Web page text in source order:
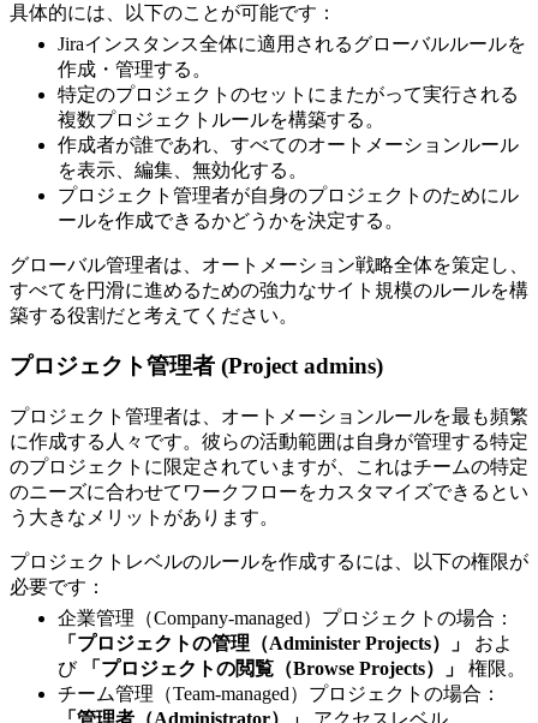
具体的には、以下のことが可能です：
Jiraインスタンス全体に適用されるグローバルルールを
作成・管理する。
特定のプロジェクトのセットにまたがって実行される
複数プロジェクトルールを構築する。
作成者が誰であれ、すべてのオートメーションルール
を表示、編集、無効化する。
プロジェクト管理者が自身のプロジェクトのためにル
ールを作成できるかどうかを決定する。
グローバル管理者は、オートメーション戦略全体を策定し、
すべてを円滑に進めるための強力なサイト規模のルールを構
築する役割だと考えてください。
プロジェクト管理者 (Project admins)
プロジェクト管理者は、オートメーションルールを最も頻繁
に作成する人々です。彼らの活動範囲は自身が管理する特定
のプロジェクトに限定されていますが、これはチームの特定
のニーズに合わせてワークフローをカスタマイズできるとい
う大きなメリットがあります。
プロジェクトレベルのルールを作成するには、以下の権限が
必要です：
企業管理（Company-managed）プロジェクトの場合：
「プロジェクトの管理（Administer Projects）」
およ
び
「プロジェクトの閲覧（Browse Projects）」
権限。
チーム管理（Team-managed）プロジェクトの場合：
「管理者（Administrator）」
アクセスレベル。